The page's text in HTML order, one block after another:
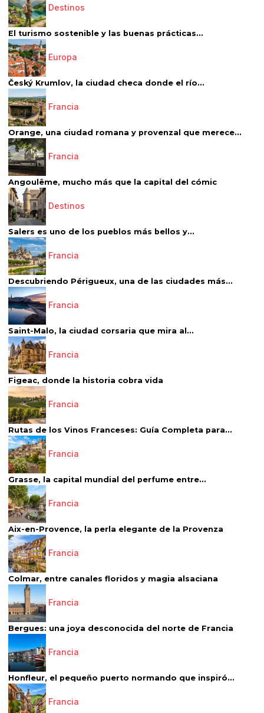
Destinos
El turismo sostenible y las buenas prácticas...
Europa
Český Krumlov, la ciudad checa donde el río...
Francia
Orange, una ciudad romana y provenzal que merece...
Francia
Angoulême, mucho más que la capital del cómic
Destinos
Salers es uno de los pueblos más bellos y...
Francia
Descubriendo Périgueux, una de las ciudades más...
Francia
Saint-Malo, la ciudad corsaria que mira al...
Francia
Figeac, donde la historia cobra vida
Francia
Rutas de los Vinos Franceses: Guía Completa para...
Francia
Grasse, la capital mundial del perfume entre...
Francia
Aix-en-Provence, la perla elegante de la Provenza
Francia
Colmar, entre canales floridos y magia alsaciana
Francia
Bergues: una joya desconocida del norte de Francia
Francia
Honfleur, el pequeño puerto normando que inspiró...
Francia